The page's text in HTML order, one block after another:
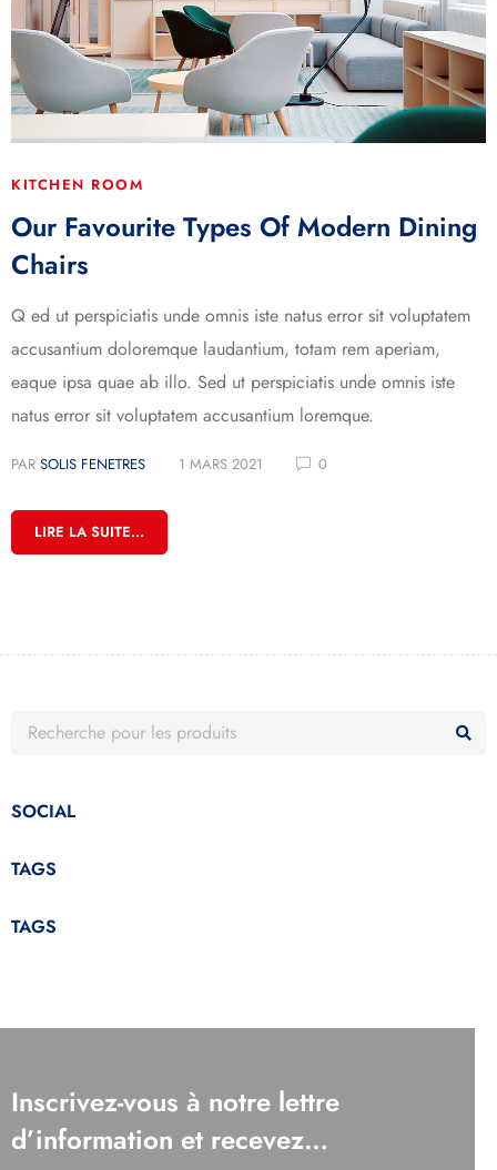
KITCHEN ROOM
Our Favourite Types Of Modern Dining
Chairs
Q ed ut perspiciatis unde omnis iste natus error sit voluptatem
accusantium doloremque laudantium, totam rem aperiam,
eaque ipsa quae ab illo. Sed ut perspiciatis unde omnis iste
natus error sit voluptatem accusantium loremque.
PAR SOLIS FENETRES 1 MARS 2021 0
LIRE LA SUITE...
SOCIAL
TAGS
TAGS
Inscrivez-vous à notre lettre
d’information et recevez…